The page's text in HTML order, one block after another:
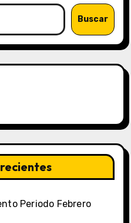
Buscar
Periodo Febrero